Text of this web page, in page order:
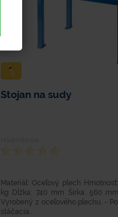
Stojan na sudy
Materiál: Oceľový plech
kg Dĺžka: 740 mm Šírka: 560
Vyrobený z oceľového plechu. -
stáčacia...